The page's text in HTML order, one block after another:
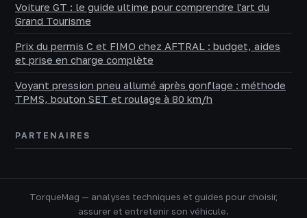
Voiture GT : le guide ultime pour comprendre l'art du
Grand Tourisme
Prix du permis C et FIMO chez AFTRAL : budget, aides
et prise en charge complète
Voyant pression pneu allumé après gonflage : méthode
TPMS, bouton SET et roulage à 80 km/h
PARTENAIRES
TorqueMag — analyses techniques et guides pour choisir,
assurer et entretenir son véhicule.